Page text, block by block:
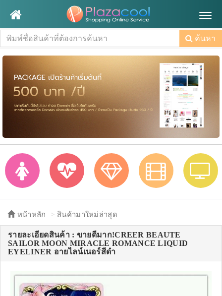
ค้นหา
หน้าหลัก สินค้ามาใหม่ล่าสุด
รายละเอียดสินค้า : ขายดีมาก!CREER BEAUTE
SAILOR MOON MIRACLE ROMANCE LIQUID
EYELINER อายไลน์เนอร์สีดำ